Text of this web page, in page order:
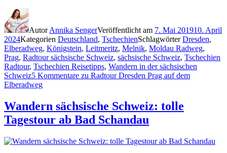
AutorAnnika SengerVeröffentlicht am 7. Mai 201910. April
2024Kategorien Deutschland, TschechienSchlagwörterDresden,
Elberadweg, Königstein, Leitmeritz, Melnik, Moldau Radweg,
Prag, Radtour sächsische Schweiz, sächsische Schweiz, Tschechien
Radtour, Tschechien Reisetipps, Wandern in der sächsischen
Schweiz5 Kommentare zu Radtour Dresden Prag auf dem
Elberadweg
Wandern sächsische Schweiz: tolle
Tagestour ab Bad Schandau